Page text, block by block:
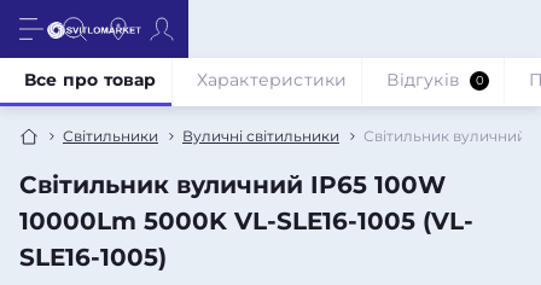
Світильники Вуличні світильники Світильник вуличний
Світильник вуличний IP65 100W
10000Lm 5000K VL-SLE16-1005 (VL-
SLE16-1005)
Все про товар Характеристики Відгуків 0